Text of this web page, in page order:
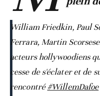
William Friedkin, Paul
Ferrara, Martin
acteurs hollywoodiens
cesse de s'éclater et de
rencontré#WillemDafoe